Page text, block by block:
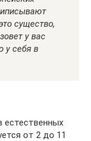
существо,
у вас
у себя в
естественных
от 2 до 11